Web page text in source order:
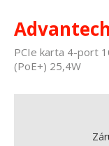
Advantech
PCIe karta 4-port
(PoE+) 25,4W